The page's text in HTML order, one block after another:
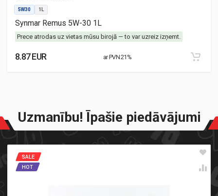
5W30 1L
Synmar Remus 5W-30 1L
Prece atrodas uz vietas mūsu birojā — to var uzreiz izņemt.
8.87 EUR ar PVN 21%
Uzmanību! Īpašie piedāvājumi
SALE
HOT